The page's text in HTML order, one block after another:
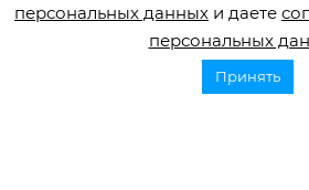
Горячая линия по
8 800 707 52
персональных данных и даете
персональных
Принять